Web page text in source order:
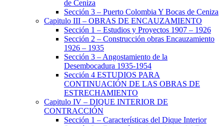
de Ceniza
Sección 3 – Puerto Colombia Y Bocas de Ceniza
Capitulo III – OBRAS DE ENCAUZAMIENTO
Sección 1 – Estudios y Proyectos 1907 – 1926
Sección 2 – Construcción obras Encauzamiento
1926 – 1935
Sección 3 – Angostamiento de la
Desembocadura 1935-1954
Sección 4 ESTUDIOS PARA
CONTINUACIÓN DE LAS OBRAS DE
ESTRECHAMIENTO
Capitulo IV – DIQUE INTERIOR DE
CONTRACCIÓN
Sección 1 – Características del Dique Interior